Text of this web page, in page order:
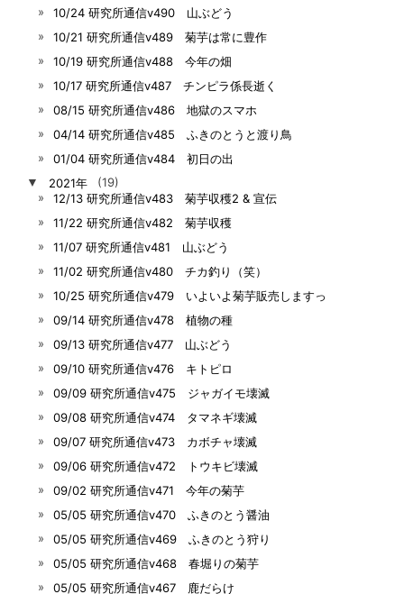
10/24 研究所通信v490 山ぶどう
10/21 研究所通信v489 菊芋は常に豊作
10/19 研究所通信v488 今年の畑
10/17 研究所通信v487 チンピラ係長逝く
08/15 研究所通信v486 地獄のスマホ
04/14 研究所通信v485 ふきのとうと渡り鳥
01/04 研究所通信v484 初日の出
▼
2021年
(19)
12/13 研究所通信v483 菊芋収穫2 & 宣伝
11/22 研究所通信v482 菊芋収穫
11/07 研究所通信v481 山ぶどう
11/02 研究所通信v480 チカ釣り（笑）
10/25 研究所通信v479 いよいよ菊芋販売しますっ
09/14 研究所通信v478 植物の種
09/13 研究所通信v477 山ぶどう
09/10 研究所通信v476 キトピロ
09/09 研究所通信v475 ジャガイモ壊滅
09/08 研究所通信v474 タマネギ壊滅
09/07 研究所通信v473 カボチャ壊滅
09/06 研究所通信v472 トウキビ壊滅
09/02 研究所通信v471 今年の菊芋
05/05 研究所通信v470 ふきのとう醤油
05/05 研究所通信v469 ふきのとう狩り
05/05 研究所通信v468 春堀りの菊芋
05/05 研究所通信v467 鹿だらけ